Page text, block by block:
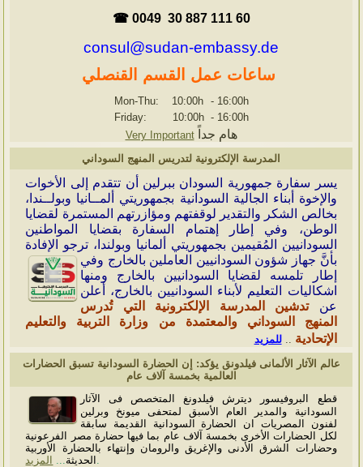
☎ 0049 30 887 111 60
consul@sudan-embassy.de
ساعات عمل القسم القنصلي
Mon-Thu: 10:00h - 16:00h
Friday: 10:00h - 16:00h
Very Important
هام جداً
المدرسة الإلكترونية لتدريس المنهج السوداني
يسر سفارة جمهورية السودان ببرلين أن تتقدم إلى الأخوات
والإخوة أبناء الجالية السودانية بجمهوريتي ألمــانيا وبولــندا،
بخالص الشكر والتقدير لوقفتهم ومؤازرتهم المستمرة لقضايا
الوطن، وفي إطار إهتمام السفارة بقضايا المواطنين
السودانيين المُقيمين بجمهوريتي ألمانيا وبولندا، ترجو الإفادة
بأنَّ جهاز شؤون السودانيين العاملين بالخارج وفي
إطار تلمسه لقضايا السودانيين بالخارج ومنها
اشكاليات التعليم لأبناء السودانيين بالخارج، أعلن
عنتدشين المدرسة الإلكترونية التي تُدرس
المنهج السوداني والمعتمدة من وزارة التربية والتعليم
الإتحادية ..للمزيد
عالم الآثار الألمانى فيلدونق يؤكد: إن الحضارة السودانية تسبق الحضارات
العالمية بخمسة آلاف عام
قطع البروفيسور ديترش فيلدونغ المتخصص فى الآثار
السودانية والمدير العام الأسبق لمتحفى ميونخ وبرلين
لفنون المصريات ان الحضارة السودانية القديمة سابقة
لكل الحضارات الأخرى بخمسة آلاف عام بما فيها حضارة مصر الفرعونية
وحضارات الشرق الأدنى والإغريق والرومان وإنتهاء بالحضارة الأوربية
الحديثة
المزيد